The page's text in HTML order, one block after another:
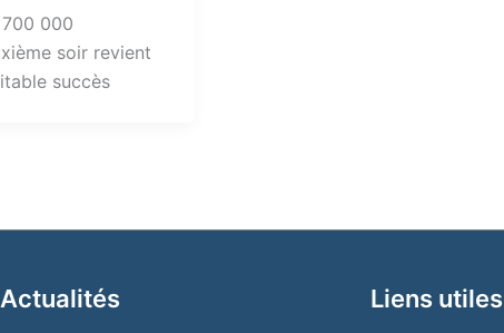
000
soir revient
succès
Actualités Liens utiles